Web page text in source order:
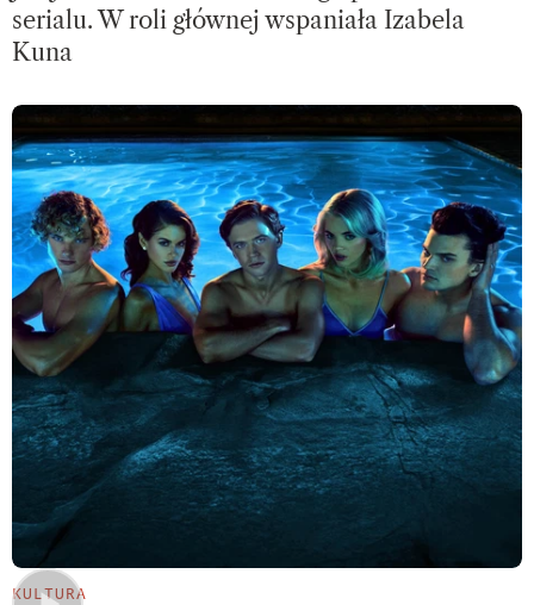
serialu. W roli głównej wspaniała Izabela
Kuna
KULTURA